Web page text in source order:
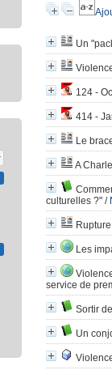
Un
124 -
414 -
Le
A
culturelles ?"/
Les
service de
Sortir
Un